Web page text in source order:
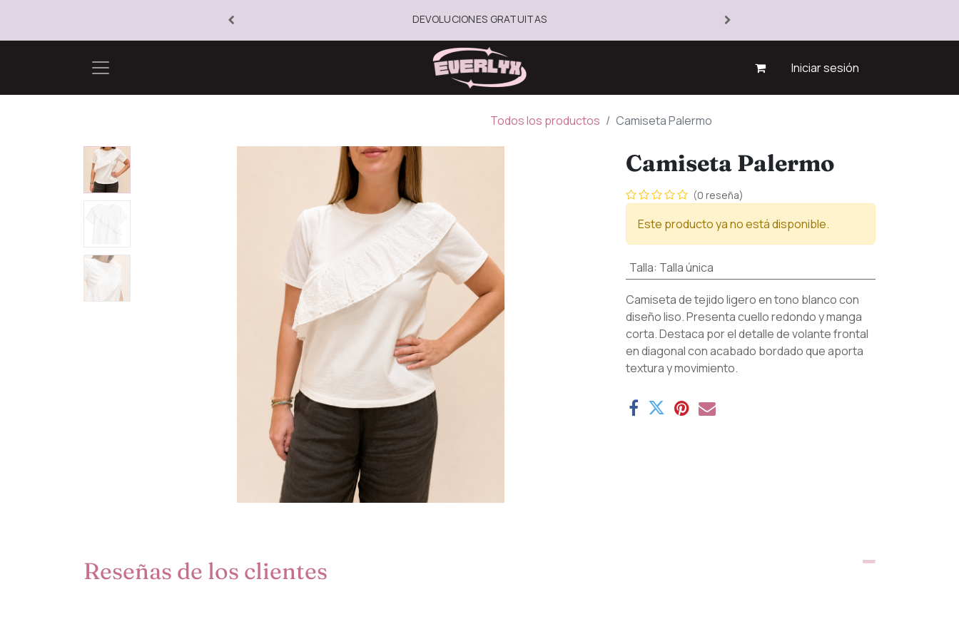
DEVOLUCIONES GRATUITAS
Iniciar sesión
Todos los productos Camiseta Palermo
Camiseta Palermo
(0 reseña)
Este producto ya no está disponible.
Talla: Talla única
Camiseta de tejido ligero en tono blanco con
diseño liso. Presenta cuello redondo y manga
corta. Destaca por el detalle de volante frontal
en diagonal con acabado bordado que aporta
textura y movimiento.
Reseñas de los clientes